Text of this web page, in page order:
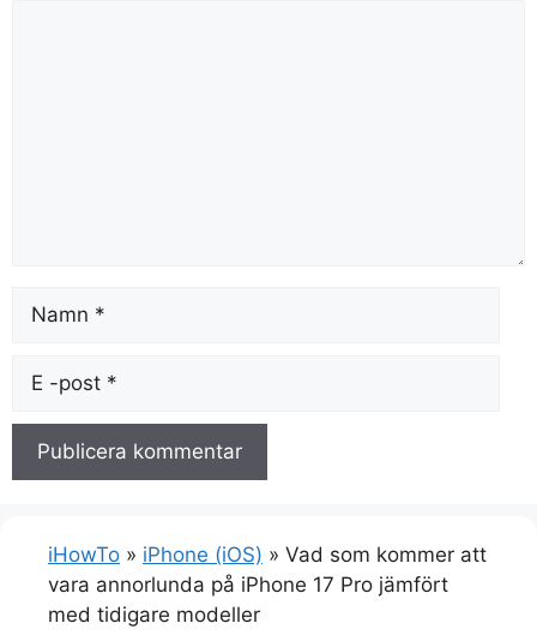
post
iHowTo » iPhone (iOS) » Vad som kommer att
vara annorlunda på iPhone 17 Pro jämfört
med tidigare modeller